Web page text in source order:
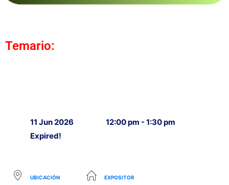
Temario:
11 Jun 2026
Expired!
12:00 pm - 1:30 pm
UBICACIÓN EXPOSITOR